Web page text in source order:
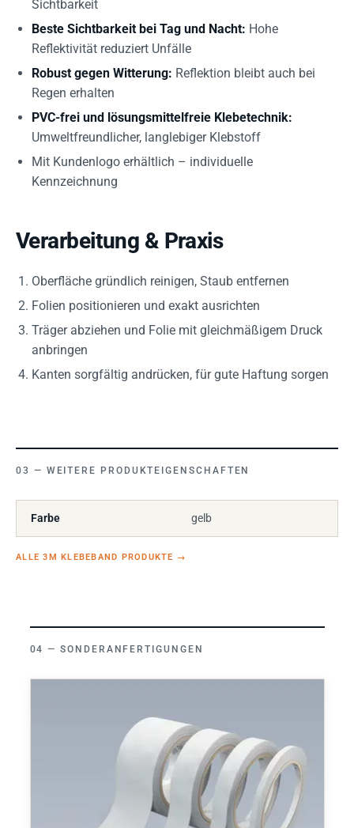
Sichtbarkeit
Beste Sichtbarkeit bei Tag und Nacht: Hohe
Reflektivität reduziert Unfälle
Robust gegen Witterung: Reflektion bleibt auch bei
Regen erhalten
PVC-frei und lösungsmittelfreie Klebetechnik:
Umweltfreundlicher, langlebiger Klebstoff
Mit Kundenlogo erhältlich – individuelle
Kennzeichnung
Verarbeitung & Praxis
Oberfläche gründlich reinigen, Staub entfernen
Folien positionieren und exakt ausrichten
Träger abziehen und Folie mit gleichmäßigem Druck
anbringen
Kanten sorgfältig andrücken, für gute Haftung sorgen
WEITERE PRODUKTEIGENSCHAFTEN
Farbe gelb
ALLE 3M KLEBEBAND PRODUKTE →
SONDERANFERTIGUNGEN